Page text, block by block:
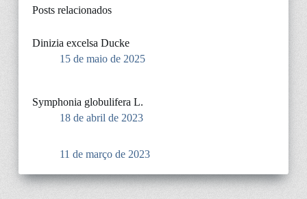
Posts relacionados
Dinizia excelsa Ducke
15 de maio de 2025
Symphonia globulifera L.
18 de abril de 2023
11 de março de 2023